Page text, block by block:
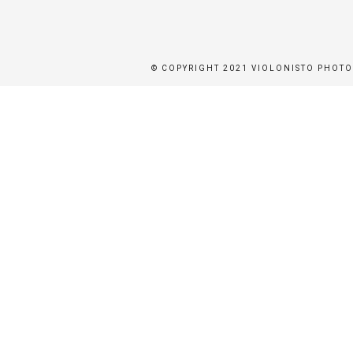
© COPYRIGHT 2021 VIOLONISTO